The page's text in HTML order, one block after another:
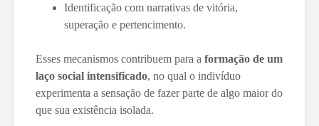
Identificação com narrativas de vitória,
superação e pertencimento.
Esses mecanismos contribuem para a formação de um
laço social intensificado, no qual o indivíduo
experimenta a sensação de fazer parte de algo maior do
que sua existência isolada.